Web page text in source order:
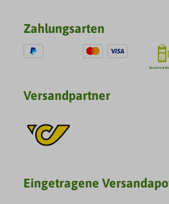
Zahlungsarten
Versandpartner
Eingetragene